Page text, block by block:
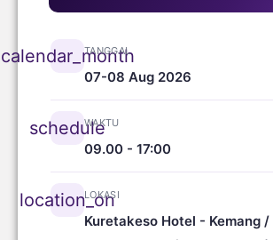
calendar_month
TANGGAL
07-08 Aug 2026
schedule
WAKTU
09.00 - 17:00
location_on
LOKASI
Kuretakeso Hotel - Kemang /